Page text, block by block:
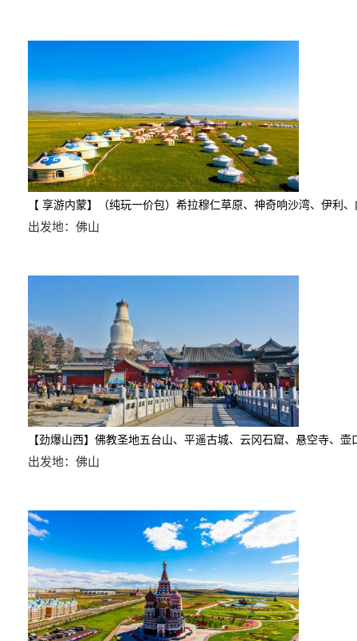
【 享游内蒙】（纯玩一价包）希拉穆仁草原、神奇响沙湾、伊利
出发地：佛山
【劲爆山西】佛教圣地五台山、平遥古城、云冈石窟、悬空寺、
出发地：佛山